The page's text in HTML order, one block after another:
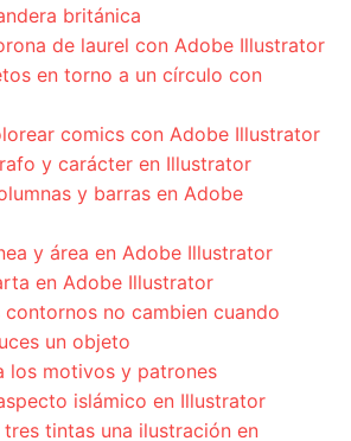
británica
de laurel con Adobe Illustrator
en torno a un círculo con
comics con Adobe Illustrator
y carácter en Illustrator
y barras en Adobe
y área en Adobe Illustrator
en Adobe Illustrator
contornos no cambien cuando
un objeto
los motivos y patrones
islámico en Illustrator
tintas una ilustración en